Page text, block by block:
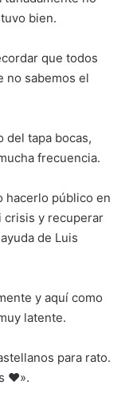
bien.
que todos
no sabemos el
del tapa bocas,
frecuencia.
hacerlo público en
crisis y recuperar
de Luis
y aquí como
latente.
para rato.
♥️».